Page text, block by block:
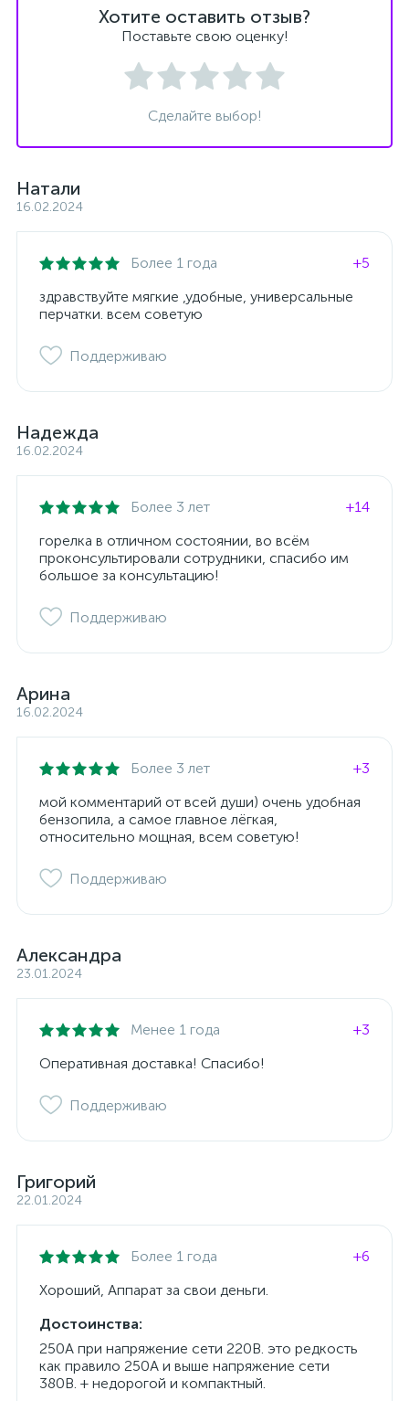
Хотите оставить отзыв?
Поставьте свою оценку!
Сделайте выбор!
Натали
16.02.2024
Более 1 года
+5
здравствуйте мягкие ,удобные, универсальные
перчатки. всем советую
Поддерживаю
Надежда
16.02.2024
Более 3 лет
+14
горелка в отличном состоянии, во всём
проконсультировали сотрудники, спасибо им
большое за консультацию!
Поддерживаю
Арина
16.02.2024
Более 3 лет
+3
мой комментарий от всей души) очень удобная
бензопила, а самое главное лёгкая,
относительно мощная, всем советую!
Поддерживаю
Александра
23.01.2024
Менее 1 года
+3
Оперативная доставка! Спасибо!
Поддерживаю
Григорий
22.01.2024
Более 1 года
+6
Хороший, Аппарат за свои деньги.
Достоинства:
250А при напряжение сети 220В. это редкость
как правило 250А и выше напряжение сети
380В. + недорогой и компактный.